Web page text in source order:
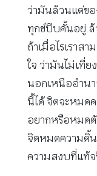
ว่ามันล้วนแต่ขอ
ทุกข์บีบคั้นอยู่ ล้
ถ้าเมื่อไรเราส
ใจ ว่ามันไม่เที่
นอกเหนืออำน
นี้ได้ จิตจะหมด
อยากหรือหมด
จิตหมดความดิ้น
ความสงบที่แท้